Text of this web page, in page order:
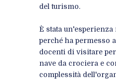
del turismo.
È stata
perché ha permesso
docenti di visitare
nave da crociera e
complessità